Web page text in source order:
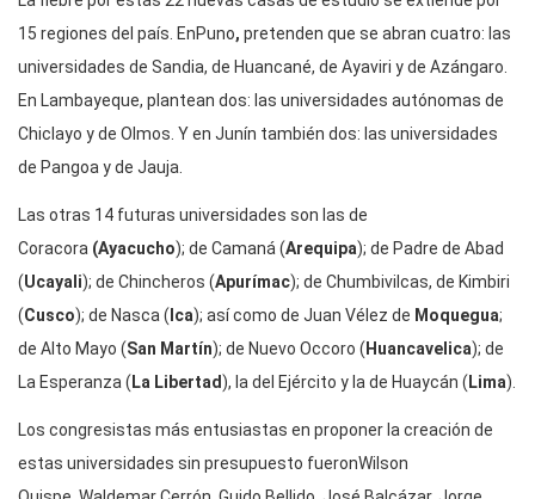
15 regiones del país. EnPuno, pretenden que se abran cuatro: las
universidades de Sandia, de Huancané, de Ayaviri y de Azángaro.
En Lambayeque, plantean dos: las universidades autónomas de
Chiclayo y de Olmos. Y en Junín también dos: las universidades
de Pangoa y de Jauja.
Las otras 14 futuras universidades son las de
Coracora (Ayacucho); de Camaná (Arequipa); de Padre de Abad
(Ucayali); de Chincheros (Apurímac); de Chumbivilcas, de Kimbiri
(Cusco); de Nasca ( Ica); así como de Juan Vélez de Moquegua;
de Alto Mayo (San Martín); de Nuevo Occoro ( Huancavelica); de
La Esperanza ( La Libertad), la del Ejército y la de Huaycán ( Lima).
Los congresistas más entusiastas en proponer la creación de
estas universidades sin presupuesto fueronWilson